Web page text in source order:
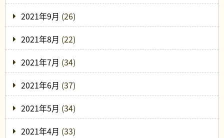
2021年9月 (26)
2021年8月 (22)
2021年7月 (34)
2021年6月 (37)
2021年5月 (34)
2021年4月 (33)